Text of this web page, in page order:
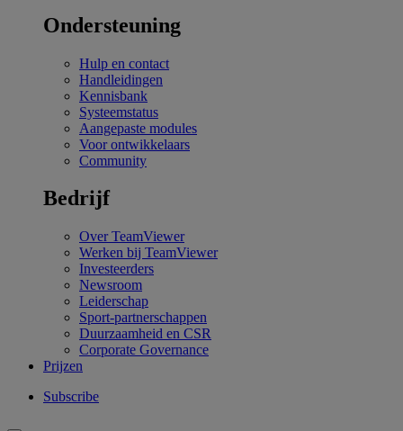
Ondersteuning
Hulp en contact
Handleidingen
Kennisbank
Systeemstatus
Aangepaste modules
Voor ontwikkelaars
Community
Bedrijf
Over TeamViewer
Werken bij TeamViewer
Investeerders
Newsroom
Leiderschap
Sport-partnerschappen
Duurzaamheid en CSR
Corporate Governance
Prijzen
Subscribe